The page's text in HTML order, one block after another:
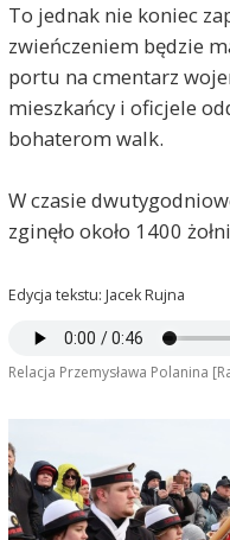
To jednak nie koniec
zwieńczeniem będzie
portu na cmentarz
mieszkańcy i oficjele
bohaterom walk.
W czasie
zginęło około 1400
Edycja tekstu: Jacek Rujna
Relacja Przemysława Polanina